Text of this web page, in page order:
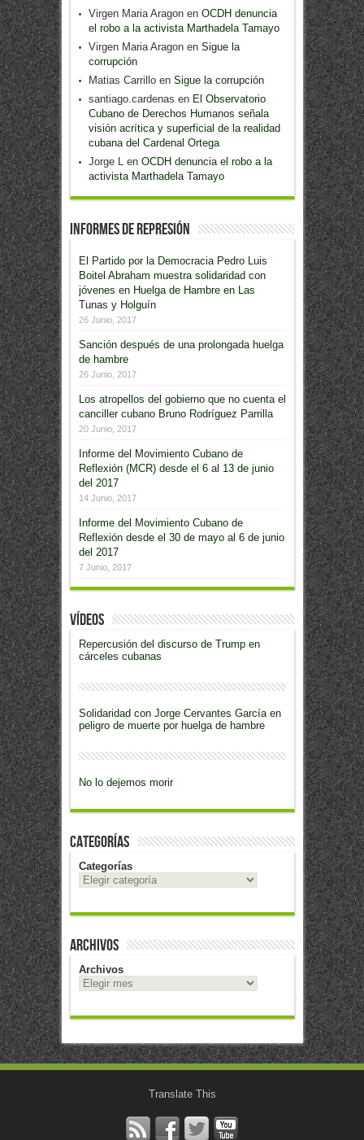
Virgen Maria Aragonen OCDH denuncia
el robo a la activista Marthadela Tamayo
Virgen Maria Aragonen Sigue la
corrupción
Matias Carrilloen Sigue la corrupción
santiago.cardenas en El Observatorio
Cubano de Derechos Humanos señala
visión acrítica y superficial de la realidad
cubana del Cardenal Ortega
Jorge Len OCDH denuncia el robo a la
activista Marthadela Tamayo
Informes de Represión
El Partido por la Democracia Pedro Luis
Boitel Abraham muestra solidaridad con
jóvenes en Huelga de Hambre en Las
Tunas y Holguín
26 Junio, 2017
Sanción después de una prolongada huelga
de hambre
26 Junio, 2017
Los atropellos del gobierno que no cuenta el
canciller cubano Bruno Rodríguez Parrilla
20 Junio, 2017
Informe del Movimiento Cubano de
Reflexión (MCR) desde el 6 al 13 de junio
del 2017
14 Junio, 2017
Informe del Movimiento Cubano de
Reflexión desde el 30 de mayo al 6 de junio
del 2017
7 Junio, 2017
Vídeos
Repercusión del discurso de Trump en
cárceles cubanas
Solidaridad con Jorge Cervantes García en
peligro de muerte por huelga de hambre
No lo dejemos morir
Categorías
Categorías
Archivos
Archivos
Translate This